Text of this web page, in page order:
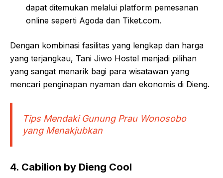
dapat ditemukan melalui platform pemesanan
online seperti Agoda dan Tiket.com.
Dengan kombinasi fasilitas yang lengkap dan harga
yang terjangkau, Tani Jiwo Hostel menjadi pilihan
yang sangat menarik bagi para wisatawan yang
mencari penginapan nyaman dan ekonomis di Dieng.
Tips Mendaki Gunung Prau Wonosobo
yang Menakjubkan
4. Cabilion by Dieng Cool